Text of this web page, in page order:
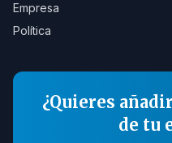
Empresa
Política
¿Quieres
de tu